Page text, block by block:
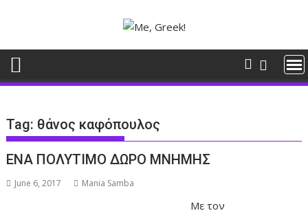
Tag: θάνος καφόπουλος
ΕΝΑ ΠΟΛΥΤΙΜΟ ΔΩΡΟ ΜΝΗΜΗΣ
June 6, 2017 Mania Samba
Με τον